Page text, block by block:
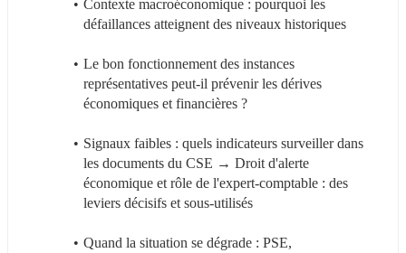
Contexte macroéconomique : pourquoi les
défaillances atteignent des niveaux historiques
Le bon fonctionnement des instances
représentatives peut-il prévenir les dérives
économiques et financières ?
Signaux faibles : quels indicateurs surveiller dans
les documents du CSE → Droit d'alerte
économique et rôle de l'expert-comptable : des
leviers décisifs et sous-utilisés
Quand la situation se dégrade : PSE,